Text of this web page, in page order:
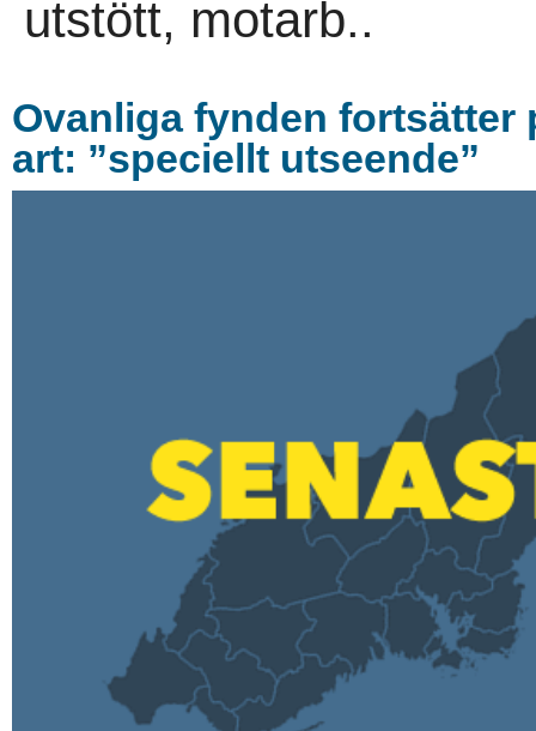
utstött, motarb..
Ovanliga fynden fortsätter
art: ”speciellt utseende”